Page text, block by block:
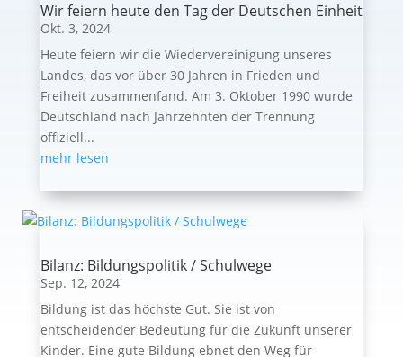
Wir feiern heute den Tag der Deutschen Einheit
Okt. 3, 2024
Heute feiern wir die Wiedervereinigung unseres
Landes, das vor über 30 Jahren in Frieden und
Freiheit zusammenfand. Am 3. Oktober 1990 wurde
Deutschland nach Jahrzehnten der Trennung
offiziell...
mehr lesen
Bilanz: Bildungspolitik / Schulwege
Sep. 12, 2024
Bildung ist das höchste Gut. Sie ist von
entscheidender Bedeutung für die Zukunft unserer
Kinder. Eine gute Bildung ebnet den Weg für